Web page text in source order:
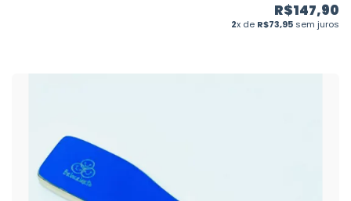
R$147,90
2x de R$73,95 sem juros